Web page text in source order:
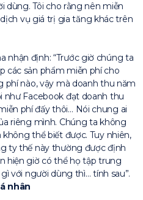
dùng. Tôi cho rằng nên miễn
vụ giá trị gia tăng khác trên
nhận định: “Trước giờ chúng ta
các sản phẩm miễn phí cho
phí nào, vậy mà doanh thu năm
như Facebook đạt doanh thu
phí đấy thôi… Nói chung ai
riêng mình. Chúng ta không
thể biết được. Tuy nhiên,
ty thế này thường được định
hiện giờ có thể họ tập trung
với người dùng thì… tính sau”.
nhân